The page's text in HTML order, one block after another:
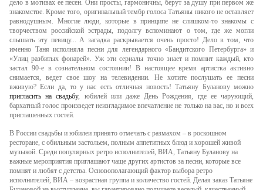
дело в мотивах ее песен. Они просты, гармоничны, берут за душу при первом же
знакомстве. Кроме того, оригинальный тембр голоса Татьяны никого не оставляет
равнодушным. Многие люди, которые в принципе не слишком-то знакомы с
творчеством российской эстрады, подолгу вспоминают о том, где же могли
слышать эту певицу... А загадка раскрывается очень просто! Дело в том, что
именно Таня исполняла песни для легендарного «Бандитского Петербурга» и
«Улиц разбитых фонарей». Уж эти сериалы точно знает и помнит каждый, кто
застал 90-е в сознательном состоянии! В настоящее время артистка активно
снимается, ведет свое шоу на телевидении. Не хотите послушать ее песни
вживую? Если да, то у нас есть отличная новость! Татьяну Буланову можно
пригласить на свадьбу, юбилей или даже День Рождения, где ее чарующий,
бархатный голос произведет неизгладимое впечатление не только на вас, но и всех
приглашенных гостей.
В России свадьбы и юбилеи принято отмечать с размахом – в роскошном
ресторане, с обильным застольем, полным аппетитных блюд и хорошей живой
музыкой. Среди популярных ретро исполнителей, ВИА, Татьяну Буланову на
важные мероприятия приглашают чаще других артистов за песни, которые все
помнят и любят с детства. Основополагающий фактор выбора ретро
исполнителей, ВИА – возрастная группа и количество гостей. Делая заказ Татьяне